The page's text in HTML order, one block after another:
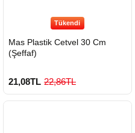
Tükendi
Mas Plastik Cetvel 30 Cm
(Şeffaf)
21,08TL 22,86TL